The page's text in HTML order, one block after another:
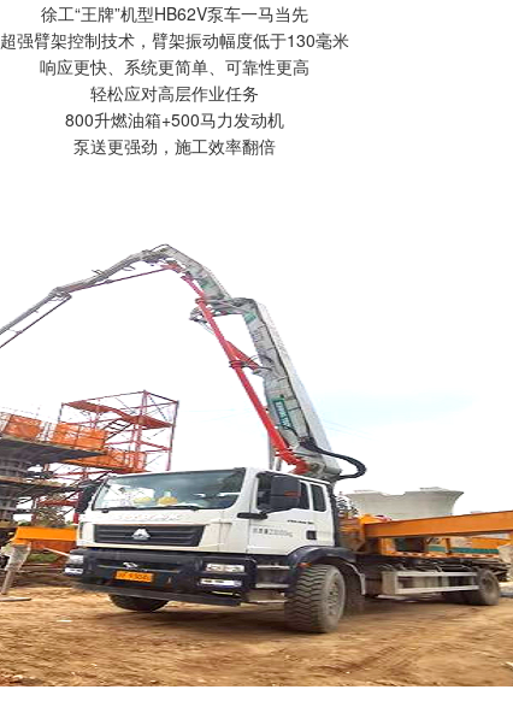
徐工“王牌”机型HB62V泵车一马当先
超强臂架控制技术，臂架振动幅度低于130毫米
响应更快、系统更简单、可靠性更高
轻松应对高层作业任务
800升燃油箱+500马力发动机
泵送更强劲，施工效率翻倍